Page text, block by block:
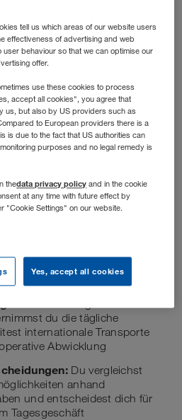
du die tägliche
internationale Transporte
Abwicklung
Du vergleichst
anhand
und entscheidest dich für
Tagesgeschäft
tell us which areas of our website users
effectiveness of advertising and web
behaviour so that we can optimise our
offer.
use these cookies to process
accept all cookies", you agree that
us, but also by US providers such as
to European providers there is a
is due to the fact that US authorities can
purposes and no legal remedy is
thedata privacy policy and in the cookie
at any time with future effect by
"Cookie Settings" on our website.
Yes, accept all cookies